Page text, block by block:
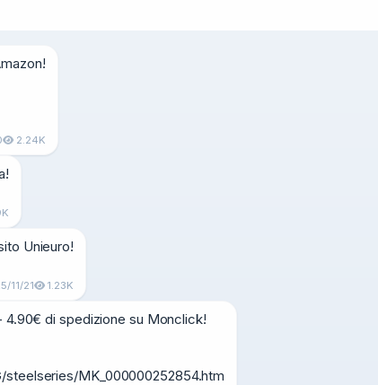
2.24K
Unieuro!
11/21 1.23K
di spedizione su Monclick!
MK_000000252854.htm